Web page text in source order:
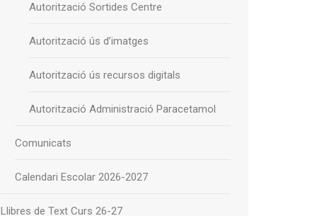
Autorització Sortides Centre
Autorització ús d’imatges
Autorització ús recursos digitals
Autorització Administració Paracetamol
Comunicats
Calendari Escolar 2026-2027
Llibres de Text Curs 26-27